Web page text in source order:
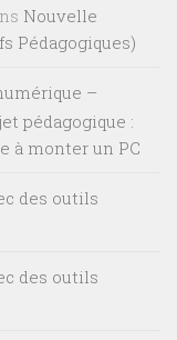
Nouvelle
Pédagogiques)
–
pédagogique :
à monter un PC
des outils
des outils